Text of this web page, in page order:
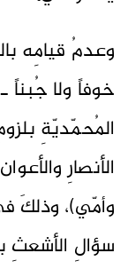
وعدمُ قيامِه
خوفاً ولا جُبناً
المُحمّديّةِ
الأنصارِ
وأمّي)، وذلكَ
سؤالِ الأشعثِ